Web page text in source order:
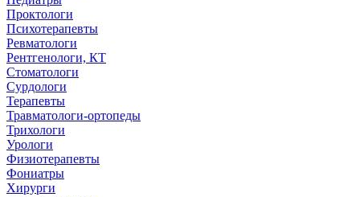
Проктологи
Психотерапевты
Ревматологи
Рентгенологи, КТ
Стоматологи
Сурдологи
Терапевты
Травматологи-ортопеды
Трихологи
Урологи
Физиотерапевты
Фониатры
Хирурги